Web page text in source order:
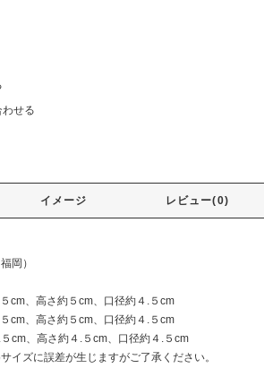
せる
イメージ レビュー(0)
岡）
、高さ約５cm、口径約４.５cm
さ約５cm、口径約４.５cm
さ約４.５cm、口径約４.５cm
イズに誤差が生じますがご了承ください。